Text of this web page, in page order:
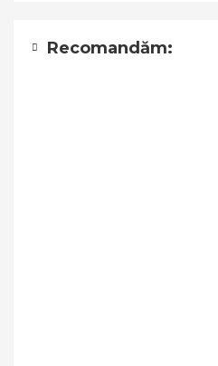
Recomandăm: